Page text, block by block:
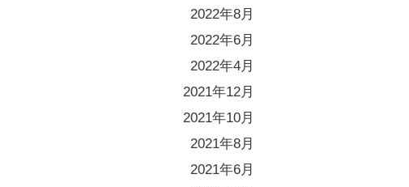
2022年8月
2022年6月
2022年4月
2021年12月
2021年10月
2021年8月
2021年6月